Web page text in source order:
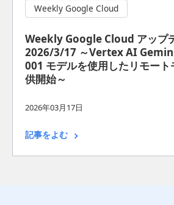
Weekly Google Cloud
Weekly Google Cloud アップ
2026/3/17 ～Vertex AI
001 モデルを使用したリモー
供開始～
2026年03月17日
記事をよむ